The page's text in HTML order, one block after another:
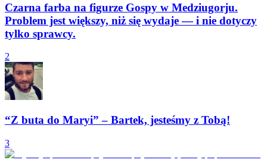
Czarna farba na figurze Gospy w Medziugorju.
Problem jest większy, niż się wydaje — i nie dotyczy
tylko sprawcy.
2
“Z buta do Maryi” – Bartek, jesteśmy z Tobą!
3